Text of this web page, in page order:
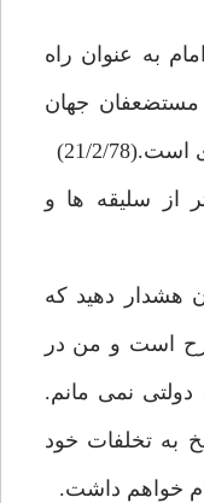
به عنوان راه
مستضعفان جهان
2/78)
از سليقه ها و
هشدار دهيد كه
است و من در
دولتى نمى مانم.
به تخلفات خود
خواهم داشت.